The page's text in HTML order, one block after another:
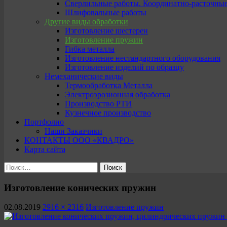
Сверлильные работы. Координатно-
Шлифовальные работы
Другие виды обработки
Изготовление шестерен
Изготовление пружин
Гибка металла
Изготовление нестандартного оборудования
Изготовление изделий по образцу
Немеханические виды
Термообработка Металла
Электроэрозионная обработка
Производство РТИ
Кузнечное производство
Портфолио
Наши Заказчики
КОНТАКТЫ ООО «КВАДРО»
Карта сайта
Найти:
Изготовление конических пружин
02.08.2019 2916 × 2316 Изготовление пружин